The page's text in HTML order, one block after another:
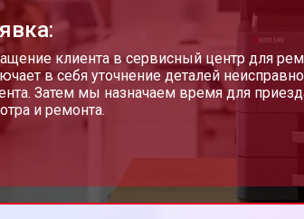
от
клиента в сервисный центр для
в себя уточнение деталей
Затем мы назначаем время для
и ремонта.